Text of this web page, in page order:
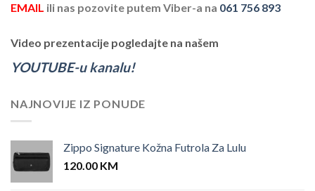
EMAIL ili nas pozovite putem Viber-a na 061 756 893
Video prezentacije pogledajte na našem
YOUTUBE-u kanalu!
NAJNOVIJE IZ PONUDE
Zippo Signature Kožna Futrola Za Lulu
120.00 KM